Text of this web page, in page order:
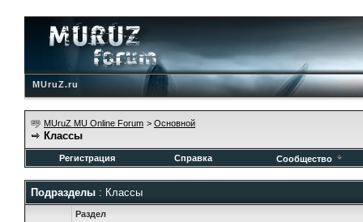
MUruZ.ru
MUruZ MU Online Forum > Основной
Классы
Регистрация Справка Сообщество
Подразделы : Классы
Раздел